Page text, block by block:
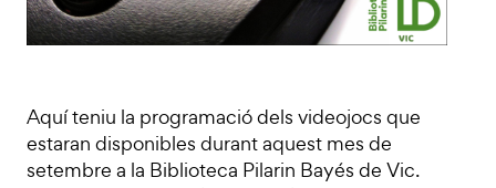
Aquí teniu la programació dels videojocs que
estaran disponibles durant aquest mes de
setembre a la Biblioteca Pilarin Bayés de Vic.